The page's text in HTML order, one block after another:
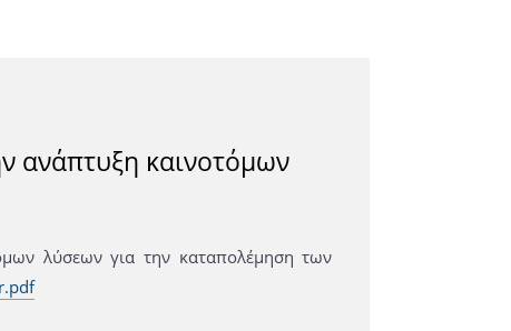
ανάπτυξη καινοτόμων
λύσεων για την καταπολέμηση των